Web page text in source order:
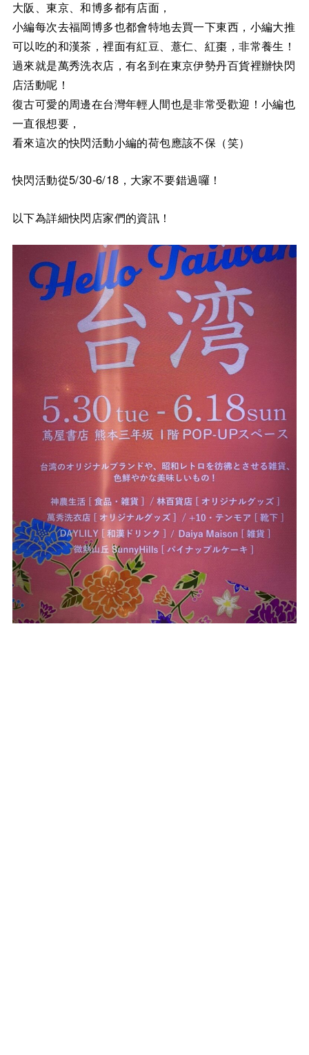
大阪、東京、和博多都有店面，
小編每次去福岡博多也都會特地去買一下東西，小編大推
可以吃的和漢茶，裡面有紅豆、薏仁、紅棗，非常養生！
過來就是萬秀洗衣店，有名到在東京伊勢丹百貨裡辦快閃
店活動呢！
復古可愛的周邊在台灣年輕人間也是非常受歡迎！小編也
一直很想要，
看來這次的快閃活動小編的荷包應該不保（笑）
快閃活動從5/30-6/18，大家不要錯過囉！
以下為詳細快閃店家們的資訊！